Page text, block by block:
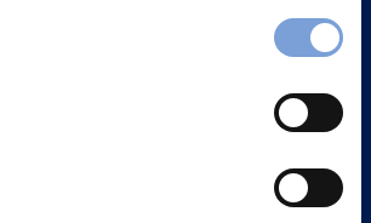
del sito nella sezione "Informativa